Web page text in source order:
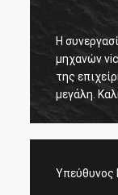
Η
μηχανών
της
μεγάλη.
μας,
Υπεύθυνος